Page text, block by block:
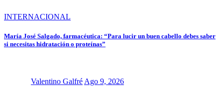
INTERNACIONAL
María José Salgado, farmacéutica: “Para lucir un buen cabello debes saber
si necesitas hidratación o proteínas”
Valentino Galfré Ago 9, 2026